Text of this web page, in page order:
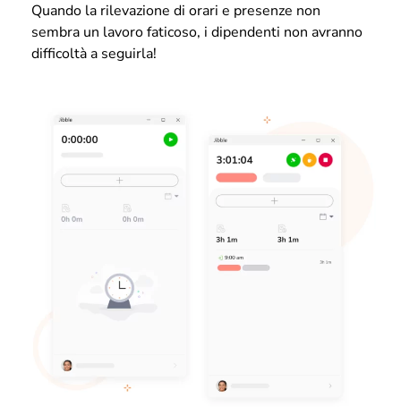
Quando la rilevazione di orari e presenze non
sembra un lavoro faticoso, i dipendenti non avranno
difficoltà a seguirla!